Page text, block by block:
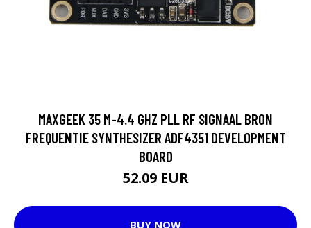
MAXGEEK 35 M-4.4 GHZ PLL RF SIGNAAL BRON
FREQUENTIE SYNTHESIZER ADF4351 DEVELOPMENT
BOARD
52.09 EUR
BUY NOW